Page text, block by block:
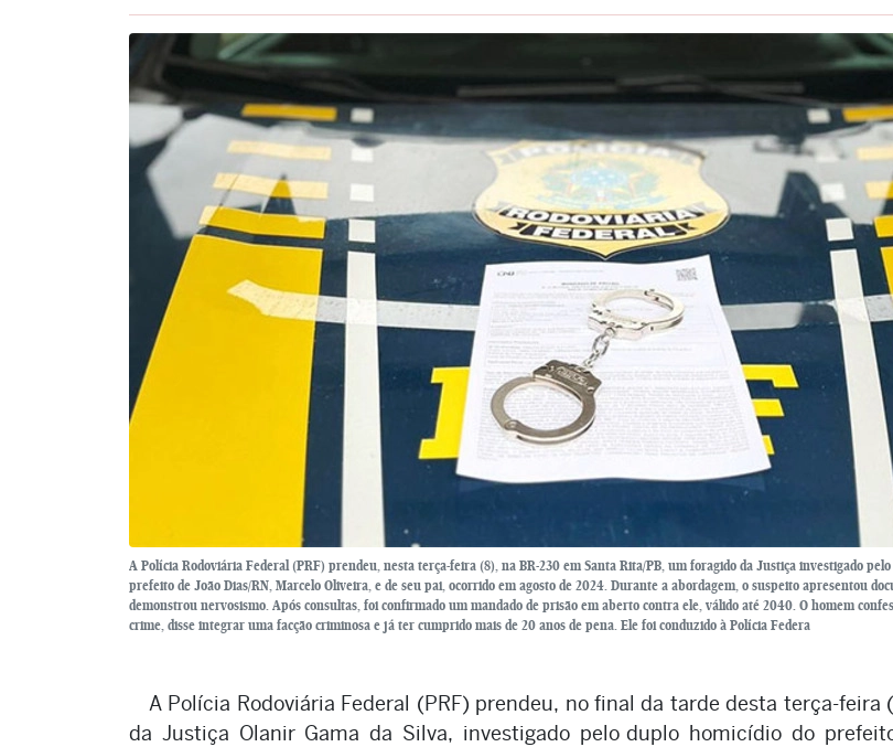
A Polícia Rodoviária Federal (PRF) prendeu, nesta terça-feira (8), na BR-230 em Santa Rita/PB, um foragido da Justiça investigado
prefeito de João Dias/RN, Marcelo Oliveira, e de seu pai, ocorrido em agosto de 2024. Durante a abordagem, o suspeito apresentou
demonstrou nervosismo. Após consultas, foi confirmado um mandado de prisão em aberto contra ele, válido até 2040. O homem
crime, disse integrar uma facção criminosa e já ter cumprido mais de 20 anos de pena. Ele foi conduzido à Polícia Federa
A Polícia Rodoviária Federal (PRF) prendeu, no final da tarde desta terça-feira
da Justiça Olanir Gama da Silva, investigado pelo duplo homicídio do